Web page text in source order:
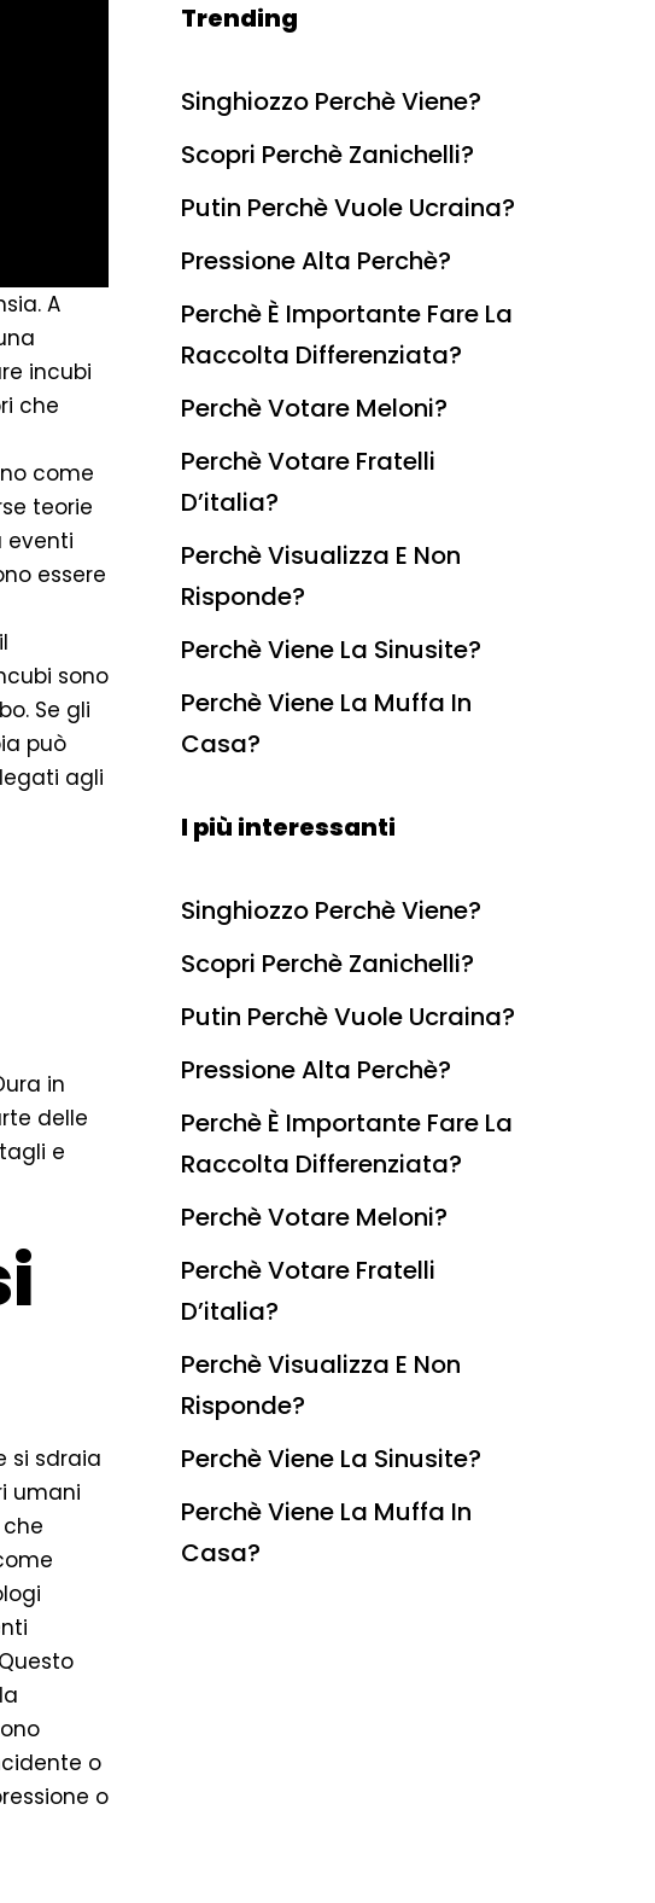
A
incubi
che
come
teorie
eventi
essere
sono
Se gli
può
agli
in
delle
e
si sdraia
umani
o
o
Trending
Singhiozzo Perchè Viene?
Scopri Perchè Zanichelli?
Putin Perchè Vuole Ucraina?
Pressione Alta Perchè?
Perchè È Importante Fare La
Raccolta Differenziata?
Perchè Votare Meloni?
Perchè Votare Fratelli
D’italia?
Perchè Visualizza E Non
Risponde?
Perchè Viene La Sinusite?
Perchè Viene La Muffa In
Casa?
I più interessanti
Singhiozzo Perchè Viene?
Scopri Perchè Zanichelli?
Putin Perchè Vuole Ucraina?
Pressione Alta Perchè?
Perchè È Importante Fare La
Raccolta Differenziata?
Perchè Votare Meloni?
Perchè Votare Fratelli
D’italia?
Perchè Visualizza E Non
Risponde?
Perchè Viene La Sinusite?
Perchè Viene La Muffa In
Casa?